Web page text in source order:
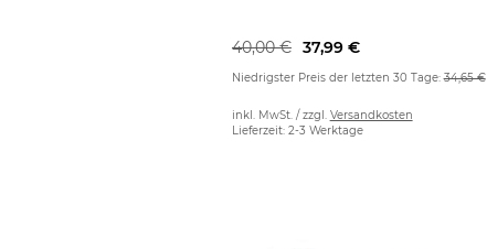
37,99 €
40,00 €
Niedrigster Preis der letzten 30 Tage:34,65 €
inkl. MwSt. / zzgl. Versandkosten
Lieferzeit: 2-3 Werktage